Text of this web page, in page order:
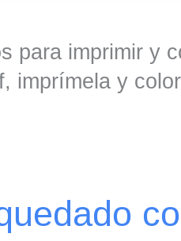
para imprimir y
imprímela y